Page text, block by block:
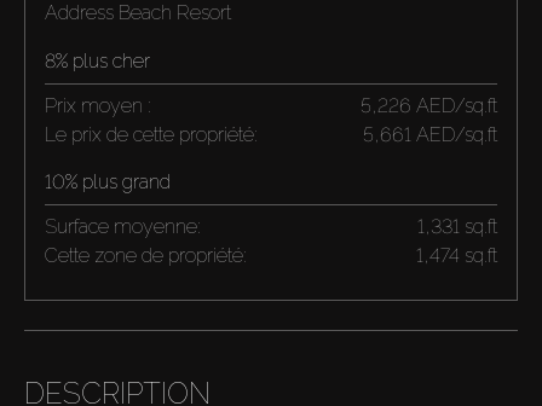
Address Beach Resort
8% plus cher
Prix moyen :
5,226 AED/sq.ft
Le prix de cette propriété:
5,661 AED/sq.ft
10% plus grand
Surface moyenne:
1,331 sq.ft
Cette zone de propriété:
1,474 sq.ft
DESCRIPTION